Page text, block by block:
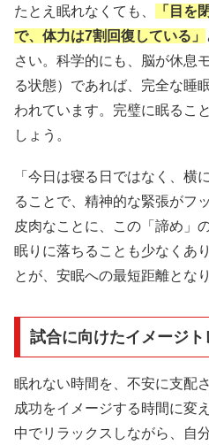
たとえ眠れなくても、
「目を
で、体力は7割回復している」
さい。科学的にも、脳が休息
る状態）であれば、完全な睡
われています。完璧に眠るこ
しょう。
「今日は寝る日ではなく、横
ることで、精神的な緊張がフ
皮肉なことに、この「諦め」
眠りに落ちることも少なくあ
とが、安眠への最短距離となり
試合に向けたイメージト
眠れない時間を、不安に支配
成功をイメージする時間に変
中でリラックスしながら、自